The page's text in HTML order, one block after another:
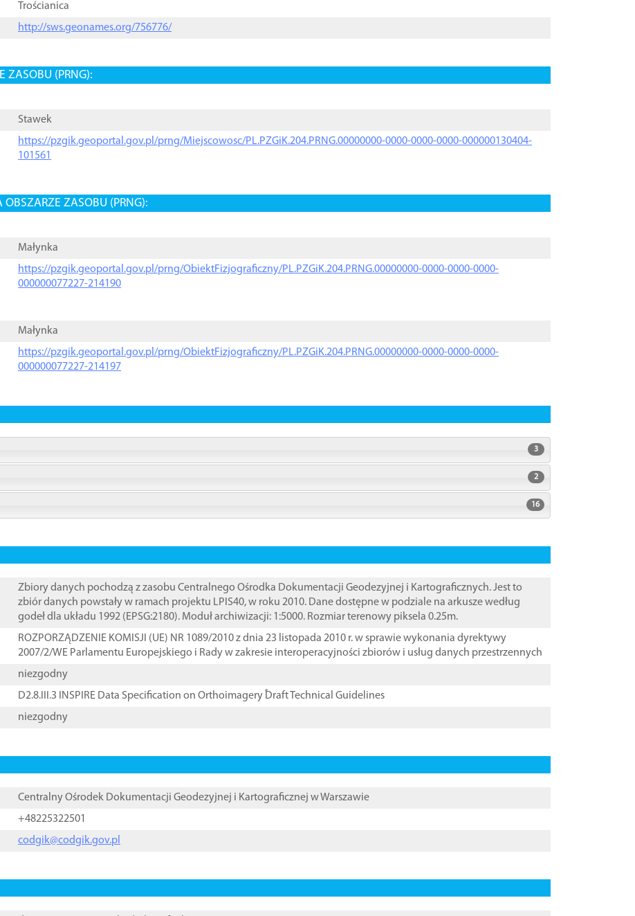
Trościanica
http://sws.geonames.org/756776/
ZASOBU (PRNG):
Stawek
https://pzgik.geoportal.gov.pl/prng/Miejscowosc/PL.PZGiK.204.PRNG.00000000-0000-0000-0000-000000130404-
101561
ZASOBU (PRNG):
Małynka
https://pzgik.geoportal.gov.pl/prng/ObiektFizjograficzny/PL.PZGiK.204.PRNG.00000000-0000-0000-0000-
000000077227-214190
Małynka
https://pzgik.geoportal.gov.pl/prng/ObiektFizjograficzny/PL.PZGiK.204.PRNG.00000000-0000-0000-0000-
000000077227-214197
3
2
16
Zbiory danych pochodzą z zasobu Centralnego Ośrodka Dokumentacji Geodezyjnej i Kartograficznych. Jest to
zbiór danych powstały w ramach projektu LPIS40, w roku 2010. Dane dostępne w podziale na arkusze według
godeł dla układu 1992 (EPSG:2180). Moduł archiwizacji: 1:5000. Rozmiar terenowy piksela 0.25m.
ROZPORZĄDZENIE KOMISJI (UE) NR 1089/2010 z dnia 23 listopada 2010 r. w sprawie wykonania dyrektywy
2007/2/WE Parlamentu Europejskiego i Rady w zakresie interoperacyjności zbiorów i usług danych przestrzennych
niezgodny
D2.8.III.3 INSPIRE Data Specification on Orthoimagery ֠Draft Technical Guidelines
niezgodny
Centralny Ośrodek Dokumentacji Geodezyjnej i Kartograficznej w Warszawie
+48225322501
codgik@codgik.gov.pl